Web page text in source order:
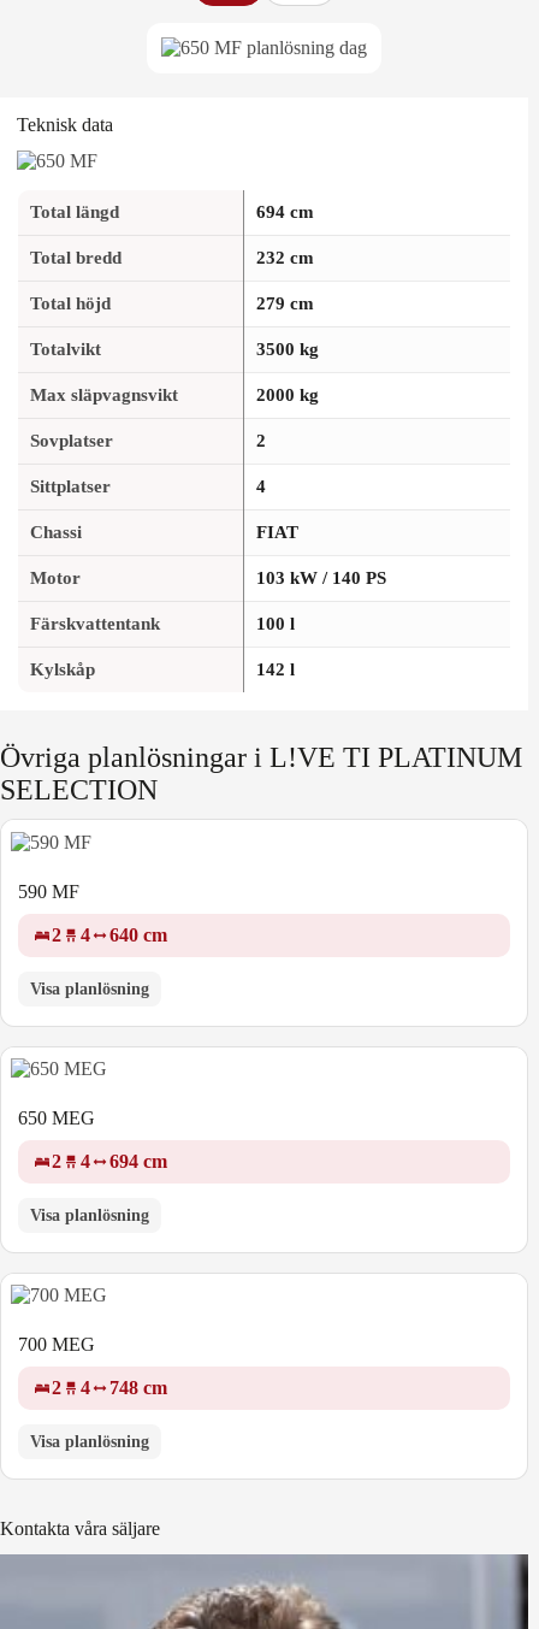
Teknisk data
Total längd 694 cm
Total bredd 232 cm
Total höjd 279 cm
Totalvikt 3500 kg
Max släpvagnsvikt 2000 kg
Sovplatser 2
Sittplatser 4
Chassi FIAT
Motor 103 kW / 140 PS
Färskvattentank 100 l
Kylskåp 142 l
Övriga planlösningar i L!VE TI PLATINUM
SELECTION
590 MF
2 4 640 cm
Visa planlösning
650 MEG
2 4 694 cm
Visa planlösning
700 MEG
2 4 748 cm
Visa planlösning
Kontakta våra säljare